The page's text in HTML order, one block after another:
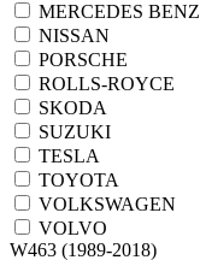
MERCEDES BENZ
NISSAN
PORSCHE
ROLLS-ROYCE
SKODA
SUZUKI
TESLA
TOYOTA
VOLKSWAGEN
VOLVO